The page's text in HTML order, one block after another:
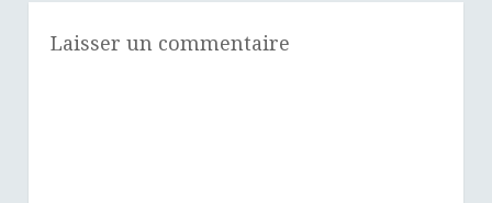
Laisser un commentaire